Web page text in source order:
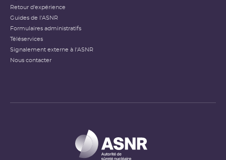
Retour d'expérience
Guides de l'ASNR
Formulaires administratifs
Téléservices
Signalement externe à l'ASNR
Nous contacter